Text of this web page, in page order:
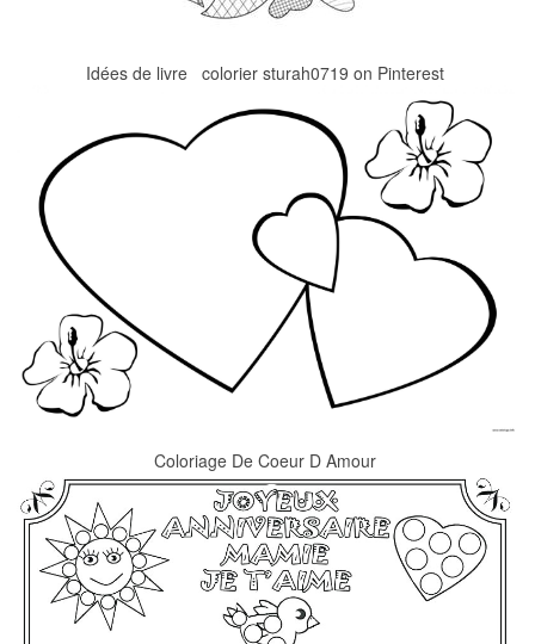
Idées de livre colorier sturah0719 on Pinterest
Coloriage De Coeur D Amour